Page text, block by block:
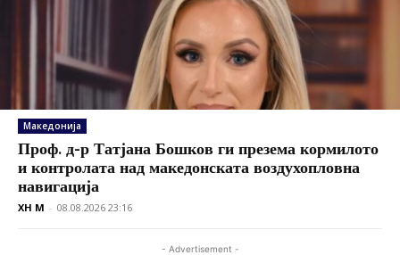
Македонија
Проф. д-р Татјана Бошков ги презема кормилото
и контролата над македонската воздухопловна
навигација
XH M - 08.08.2026 23:16
- Advertisement -